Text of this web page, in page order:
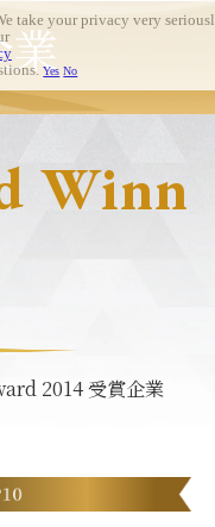
Winn
2014 受賞企業
take your privacy very
Yes No